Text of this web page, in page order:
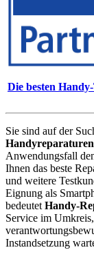
Die besten
Sie sind auf der
Handyreparaturen
Anwendungsfall
Ihnen das beste
und weitere
Eignung als
bedeutet Handy-
Service im
Instandsetzung